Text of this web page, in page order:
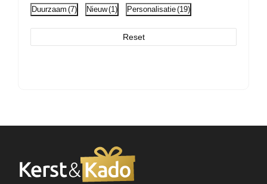
Duurzaam (7) Nieuw(1) Personalisatie(19)
Reset